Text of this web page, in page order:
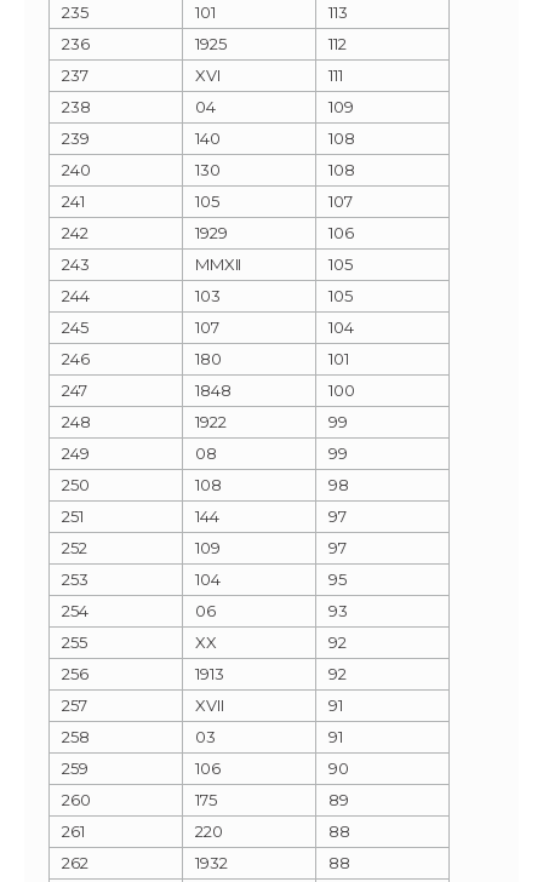
235
101
113
236
1925
112
237
XVI
111
238
04
109
239
140
108
240
130
108
241
105
107
242
1929
106
243
MMXII
105
244
103
105
245
107
104
246
180
101
247
1848
100
248
1922
99
249
08
99
250
108
98
251
144
97
252
109
97
253
104
95
254
06
93
255
XX
92
256
1913
92
257
XVII
91
258
03
91
259
106
90
260
175
89
261
220
88
262
1932
88